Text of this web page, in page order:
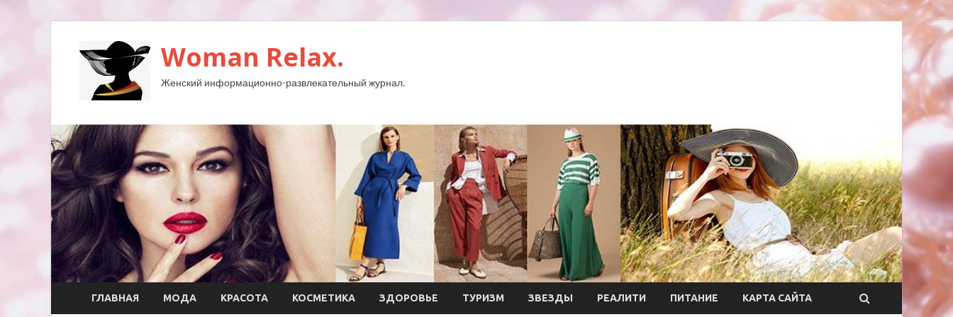
Woman Relax.
Женский информационно-развлекательный журнал.
ГЛАВНАЯ МОДА КРАСОТА КОСМЕТИКА ЗДОРОВЬЕ ТУРИЗМ ЗВЕЗДЫ РЕАЛИТИ ПИТАНИЕ КАРТА САЙТА